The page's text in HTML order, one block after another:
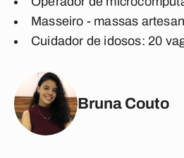
Masseiro - massas
Cuidador de idosos: 20
Bruna Couto